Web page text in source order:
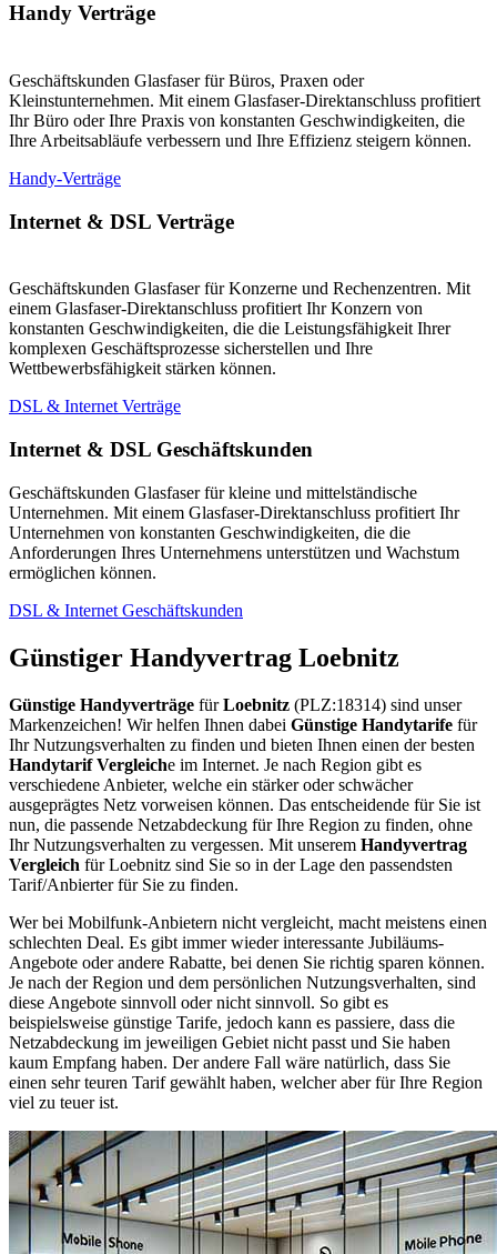
Handy Verträge
Geschäftskunden Glasfaser für Büros, Praxen oder
Kleinstunternehmen. Mit einem Glasfaser-Direktanschluss profitiert
Ihr Büro oder Ihre Praxis von konstanten Geschwindigkeiten, die
Ihre Arbeitsabläufe verbessern und Ihre Effizienz steigern können.
Handy-Verträge
Internet & DSL Verträge
Geschäftskunden Glasfaser für Konzerne und Rechenzentren. Mit
einem Glasfaser-Direktanschluss profitiert Ihr Konzern von
konstanten Geschwindigkeiten, die die Leistungsfähigkeit Ihrer
komplexen Geschäftsprozesse sicherstellen und Ihre
Wettbewerbsfähigkeit stärken können.
DSL & Internet Verträge
Internet & DSL Geschäftskunden
Geschäftskunden Glasfaser für kleine und mittelständische
Unternehmen. Mit einem Glasfaser-Direktanschluss profitiert Ihr
Unternehmen von konstanten Geschwindigkeiten, die die
Anforderungen Ihres Unternehmens unterstützen und Wachstum
ermöglichen können.
DSL & Internet Geschäftskunden
Günstiger Handyvertrag Loebnitz
Günstige Handyverträge fürLoebnitz (PLZ:18314) sind unser
Markenzeichen! Wir helfen Ihnen dabei Günstige Handytarife für
Ihr Nutzungsverhalten zu finden und bieten Ihnen einen der besten
Handytarif Vergleiche im Internet. Je nach Region gibt es
verschiedene Anbieter, welche ein stärker oder schwächer
ausgeprägtes Netz vorweisen können. Das entscheidende für Sie ist
nun, die passende Netzabdeckung für Ihre Region zu finden, ohne
Ihr Nutzungsverhalten zu vergessen. Mit unserem Handyvertrag
Vergleich für Loebnitz sind Sie so in der Lage den passendsten
Tarif/Anbierter für Sie zu finden.
Wer bei Mobilfunk-Anbietern nicht vergleicht, macht meistens einen
schlechten Deal. Es gibt immer wieder interessante Jubiläums-
Angebote oder andere Rabatte, bei denen Sie richtig sparen können.
Je nach der Region und dem persönlichen Nutzungsverhalten, sind
diese Angebote sinnvoll oder nicht sinnvoll. So gibt es
beispielsweise günstige Tarife, jedoch kann es passiere, dass die
Netzabdeckung im jeweiligen Gebiet nicht passt und Sie haben
kaum Empfang haben. Der andere Fall wäre natürlich, dass Sie
einen sehr teuren Tarif gewählt haben, welcher aber für Ihre Region
viel zu teuer ist.